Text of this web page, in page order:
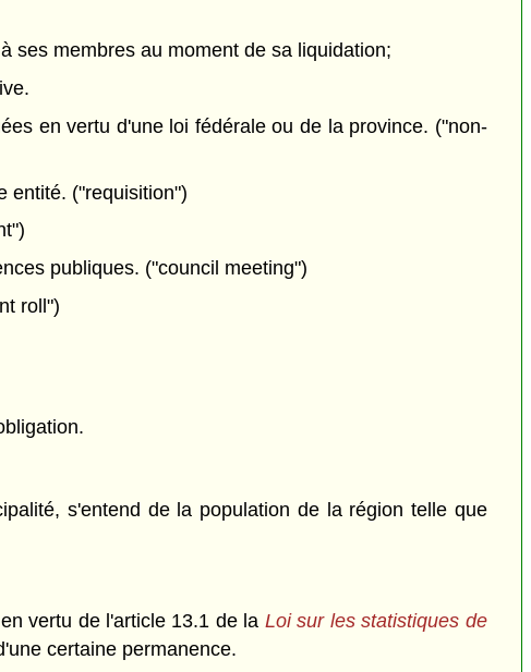
ses membres au moment de sa liquidation;
en vertu d'une loi fédérale ou de la province. ("non-
entité. ("requisition")
publiques. ("council meeting")
roll")
s'entend de la population de la région telle que
vertu de l'article 13.1 de la Loi sur les statistiques de
certaine permanence.